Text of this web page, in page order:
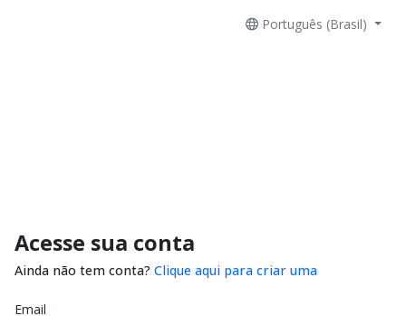
Português (Brasil)
Acesse sua conta
Ainda não tem conta? Clique aqui para criar uma
Email